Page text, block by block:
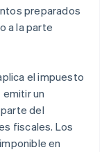
preparados
a la parte
el impuesto
un
del
fiscales. Los
en